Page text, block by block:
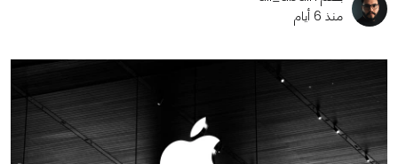
منذ 6 أيام